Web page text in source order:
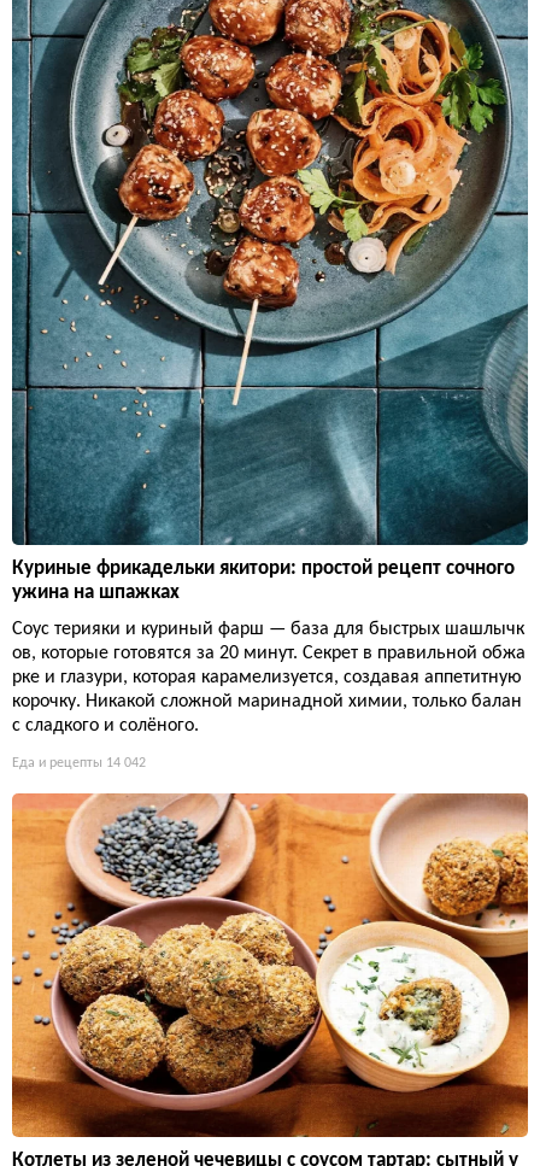
Куриные фрикадельки якитори: простой рецепт сочного
ужина на шпажках
Соус терияки и куриный фарш — база для быстрых шашлычк
ов, которые готовятся за 20 минут. Секрет в правильной обжа
рке и глазури, которая карамелизуется, создавая аппетитную
корочку. Никакой сложной маринадной химии, только балан
с сладкого и солёного.
Еда и рецепты 14 042
Котлеты из зеленой чечевицы с соусом тартар: сытный у